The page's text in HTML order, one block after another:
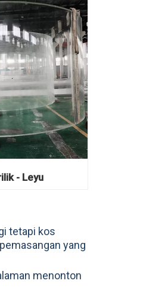
- Leyu
tetapi kos
yang
menonton